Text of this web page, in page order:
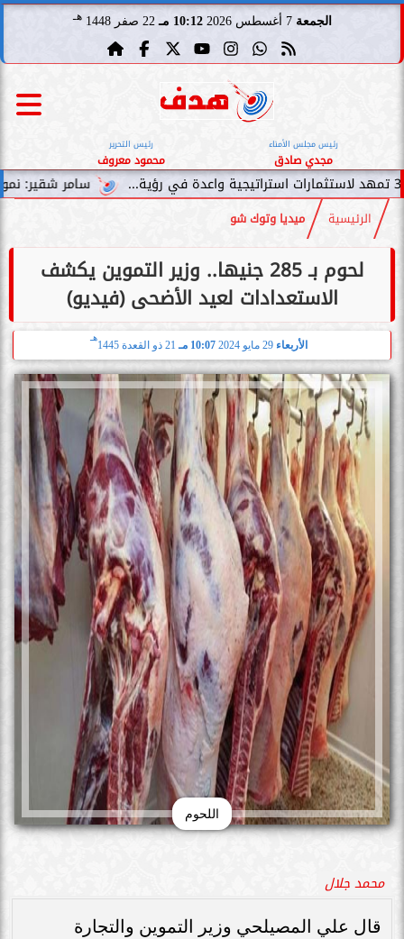
الجمعة 7 أغسطس 2026 10:12 مـ 22 صفر 1448 هـ
رئيس مجلس الأمناء
مجدي صادق
رئيس التحرير
محمود معروف
سامر شقير: نمو صناديق
الرئيسية ميديا وتوك شو
لحوم بـ 285 جنيها.. وزير التموين يكشف
الاستعدادات لعيد الأضحى (فيديو)
الأربعاء 29 مايو 2024 10:07 مـ 21 ذو القعدة 1445
هـ
اللحوم
محمد جلال
قال علي المصيلحي وزير التموين والتجارة